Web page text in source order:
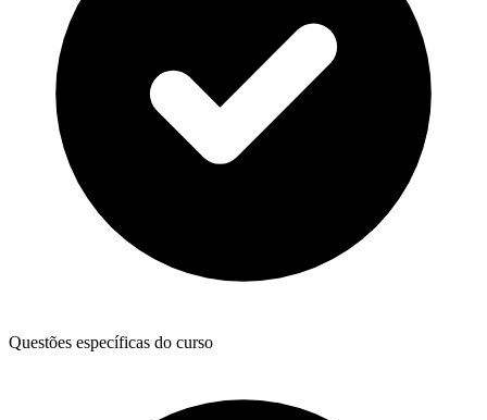
Questões específicas do curso